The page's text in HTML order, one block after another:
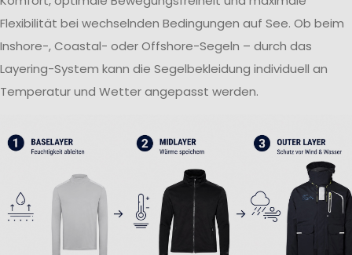
Flexibilität bei wechselnden Bedingungen auf See. Ob beim
Inshore-, Coastal- oder Offshore-Segeln – durch das
Layering-System kann die Segelbekleidung individuell an
Temperatur und Wetter angepasst werden.